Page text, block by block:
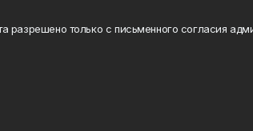
только с письменного согласия